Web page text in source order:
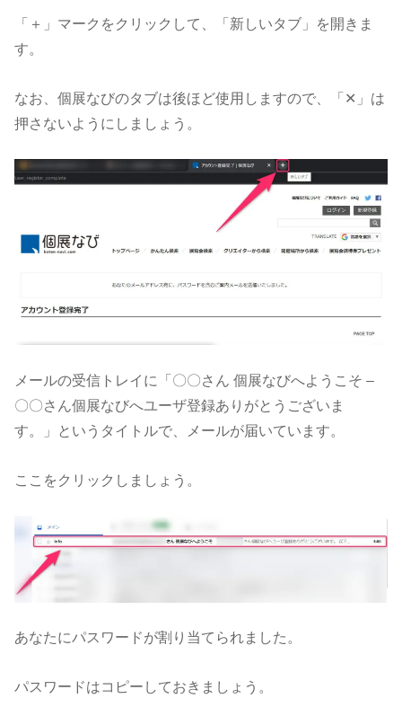
「＋」マークをクリックして、「新しいタブ」を開きま
す。
なお、個展なびのタブは後ほど使用しますので、「✕」は
押さないようにしましょう。
メールの受信トレイに「〇〇さん 個展なびへようこそ –
〇〇さん個展なびへユーザ登録ありがとうございま
す。」というタイトルで、メールが届いています。
ここをクリックしましょう。
あなたにパスワードが割り当てられました。
パスワードはコピーしておきましょう。